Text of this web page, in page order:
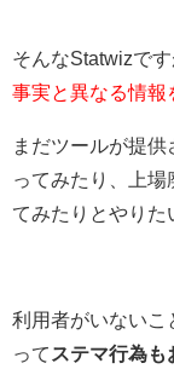
そんなStatwizで
事実と異なる情報
まだツールが提
ってみたり、上場
てみたりとやりた
利用者がいないこ
って ステマ行為も